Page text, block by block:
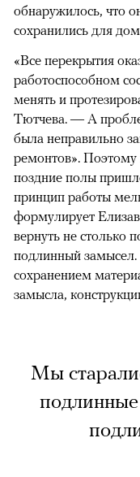
обнаружилось, что
сохранились для
«Все перекрытия
работоспособном
менять и
Тютчева. — А
была неправильно
ремонтов». Поэтому
поздние полы
принцип работы
формулирует
вернуть не столько
подлинный
сохранением
замысла,
Мы